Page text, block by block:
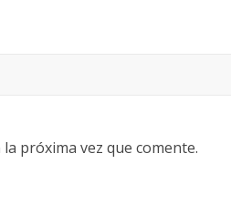
próxima vez que comente.